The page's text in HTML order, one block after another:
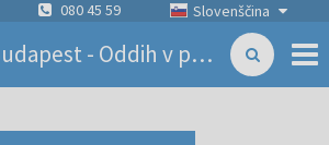
Slovenščina
080 45 59
Six Inn Hotel Budapest - Oddih v prijetnem ambientu v središču Budimpešte